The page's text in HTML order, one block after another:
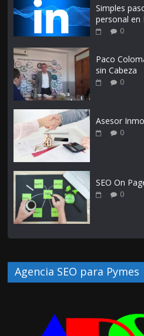
Simples
personal en
0
Paco
sin Cabeza
0
Asesor
0
SEO On
0
Agencia SEO para Pymes